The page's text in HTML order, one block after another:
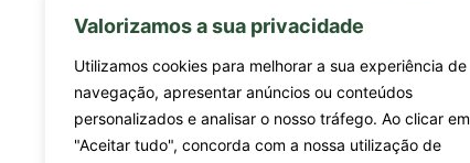
Valorizamos a sua privacidade
Utilizamos cookies para melhorar a sua experiência de
navegação, apresentar anúncios ou conteúdos
personalizados e analisar o nosso tráfego. Ao clicar em
"Aceitar tudo", concorda com a nossa utilização de
Notícias